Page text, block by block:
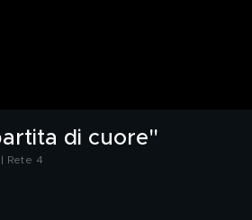
di cuore"
Rete 4